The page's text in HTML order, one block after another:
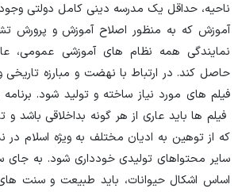
ناحیه، حداقل یک مدرسه دینی کامل دولتی
آموزش که به منظور اصلاح آموزش و پرورش
نمایندگی همه نظام های آموزشی عمومی،
حاصل کند. در ارتباط با نهضت و مبارزه
فیلم های مورد نیاز ساخته و تولید شود.
فیلم ها باید عاری از هر گونه بداخلاقی باشد و
که از توهین به ادیان مختلف به ویژه اسلام در
سایر محتواهای تولیدی خودداری شود. به
اساس اشکال حیوانات، باید طبیعت و سنت